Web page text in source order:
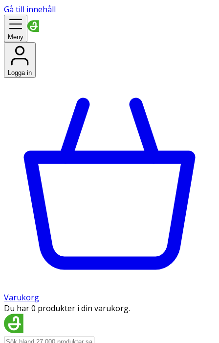
Gå till innehåll
Meny
Logga in
Varukorg
Du har 0 produkter i din varukorg.